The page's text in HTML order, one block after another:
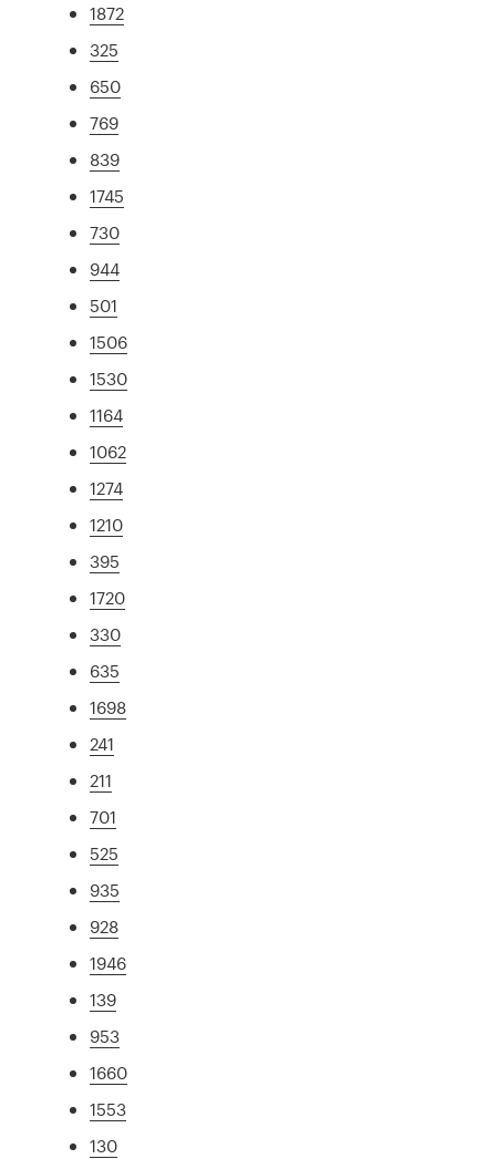
1872
325
650
769
839
1745
730
944
501
1506
1530
1164
1062
1274
1210
395
1720
330
635
1698
241
211
701
525
935
928
1946
139
953
1660
1553
130